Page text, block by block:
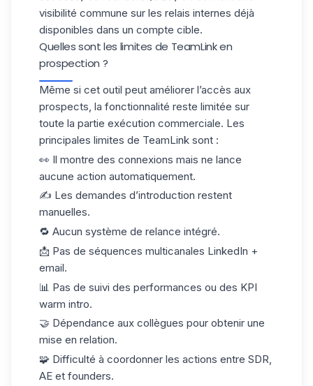
visibilité commune sur les relais internes déjà
disponibles dans un compte cible.
Quelles sont les limites de TeamLink en
prospection ?
Même si cet outil peut améliorer l’accès aux
prospects, la fonctionnalité reste limitée sur
toute la partie exécution commerciale. Les
principales limites de TeamLink sont :
👀 Il montre des connexions mais ne lance
aucune action automatiquement.
✍️ Les demandes d’introduction restent
manuelles.
🔁 Aucun système de relance intégré.
📩 Pas de séquences multicanales LinkedIn +
email.
📊 Pas de suivi des performances ou des KPI
warm intro.
🤝 Dépendance aux collègues pour obtenir une
mise en relation.
🧩 Difficulté à coordonner les actions entre SDR,
AE et founders.